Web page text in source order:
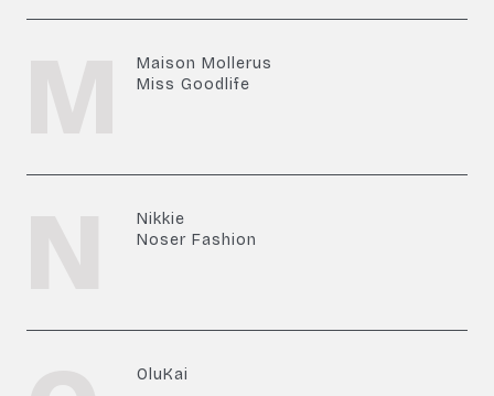
Maison Mollerus
Miss Goodlife
Nikkie
Noser Fashion
OluKai